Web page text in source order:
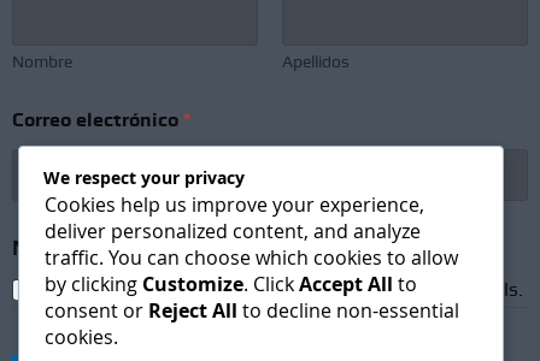
Nombre Apellidos
Correo electrónico *
N
e
w
Newsletter Subscription *
I agree to receive newsletters and promotional emails.
We respect your privacy
Cookies help us improve your experience,
deliver personalized content, and analyze
traffic. You can choose which cookies to allow
by clicking Customize. ClickAccept All to
consent or Reject All to decline non-essential
cookies.